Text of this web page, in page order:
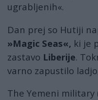
ugrabljenih«.
Dan prej so Hutiji
»Magic Seas«, ki je
zastavo Liberije.
varno zapustilo
The Yemeni